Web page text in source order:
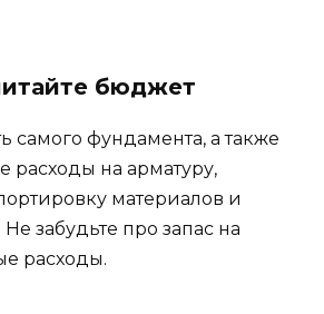
бюджет
самого фундамента, а также
расходы на арматуру,
материалов и
забудьте про запас на
расходы.